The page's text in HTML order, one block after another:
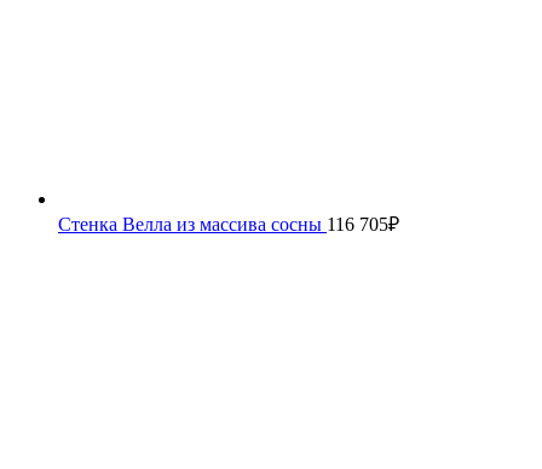
Стенка Велла из массива сосны 116 705₽